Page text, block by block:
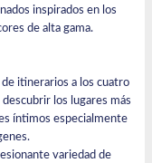
inspirados en los
de alta gama.
itinerarios a los cuatro
los lugares más
íntimos especialmente
variedad de